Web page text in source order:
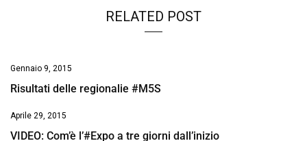
RELATED POST
Gennaio 9, 2015
Risultati delle regionalie #M5S
Aprile 29, 2015
VIDEO: Com’è l’#Expo a tre giorni dall’inizio